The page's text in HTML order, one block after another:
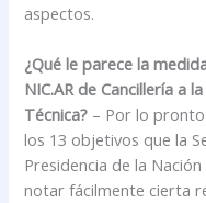
aspectos.
¿Qué le parece la
NIC.AR de Cancillería a
Técnica? – Por lo pronto
los 13 objetivos que la
Presidencia de la
notar fácilmente cierta